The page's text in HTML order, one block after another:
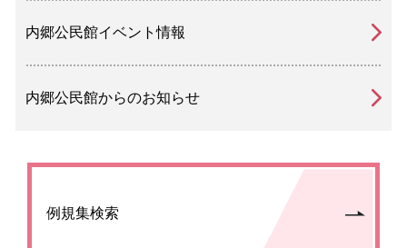
内郷公民館イベント情報
内郷公民館からのお知らせ
例規集検索